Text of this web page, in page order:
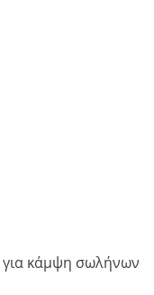
για κάμψη σωλήνων